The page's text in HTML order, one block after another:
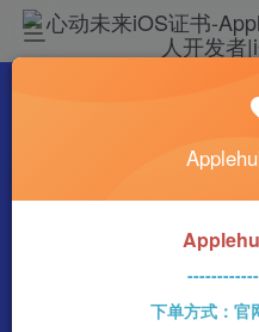
苹果今天更新一系列
2分钟
下单方式：官